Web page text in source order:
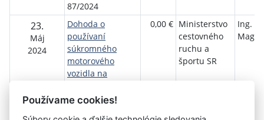
87/2024
23.
Máj
2024
Dohoda o
používaní
súkromného
motorového
vozidla na
90/2024
0,00 € Ministerstvo
cestovného
ruchu a
športu SR
Ing.
Používame cookies!